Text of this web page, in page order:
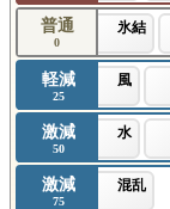
普通
0
氷結
軽減
25
風
激減
50
水
激減
75
混乱